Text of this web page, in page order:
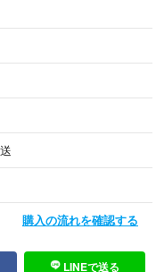
（バズストア）によ
購入の流れを確認する
LINEで送る